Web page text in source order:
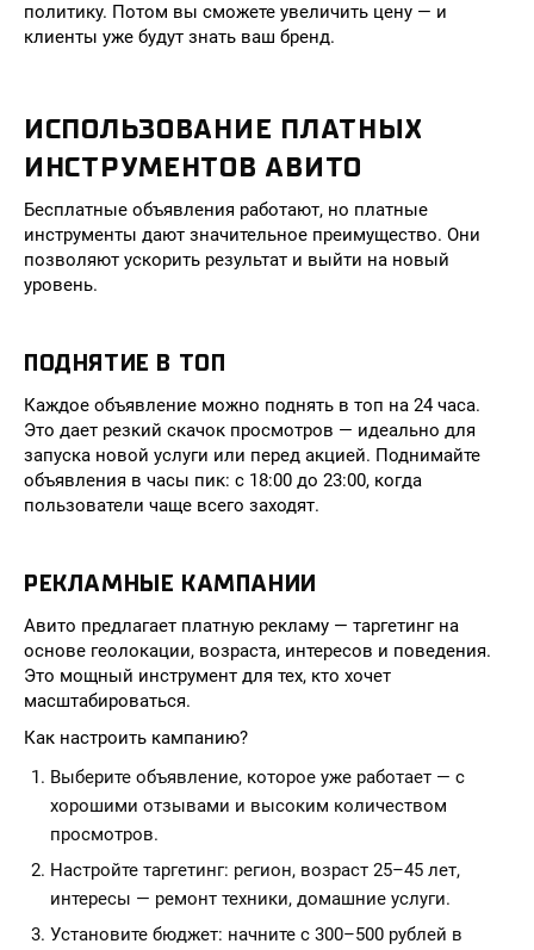
политику. Потом вы сможете увеличить цену — и
клиенты уже будут знать ваш бренд.
ИСПОЛЬЗОВАНИЕ ПЛАТНЫХ
ИНСТРУМЕНТОВ АВИТО
Бесплатные объявления работают, но платные
инструменты дают значительное преимущество. Они
позволяют ускорить результат и выйти на новый
уровень.
ПОДНЯТИЕ В ТОП
Каждое объявление можно поднять в топ на 24 часа.
Это дает резкий скачок просмотров — идеально для
запуска новой услуги или перед акцией. Поднимайте
объявления в часы пик: с 18:00 до 23:00, когда
пользователи чаще всего заходят.
РЕКЛАМНЫЕ КАМПАНИИ
Авито предлагает платную рекламу — таргетинг на
основе геолокации, возраста, интересов и поведения.
Это мощный инструмент для тех, кто хочет
масштабироваться.
Как настроить кампанию?
Выберите объявление, которое уже работает — с
хорошими отзывами и высоким количеством
просмотров.
Настройте таргетинг: регион, возраст 25–45 лет,
интересы — ремонт техники, домашние услуги.
Установите бюджет: начните с 300–500 рублей в